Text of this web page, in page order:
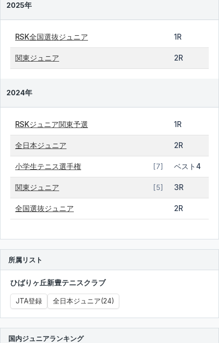
2025年
RSK全国選抜ジュニア 1R
関東ジュニア 2R
2024年
RSKジュニア関東予選 1R
全日本ジュニア 2R
小学生テニス選手権 [7] ベスト4
関東ジュニア [5] 3R
全国選抜ジュニア 2R
所属リスト
ひばりヶ丘新豊テニスクラブ
JTA登録 全日本ジュニア(24)
国内ジュニアランキング